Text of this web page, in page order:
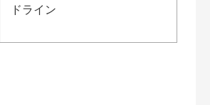
ドライン